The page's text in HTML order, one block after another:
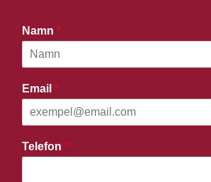
Namn *
Email *
Telefon *